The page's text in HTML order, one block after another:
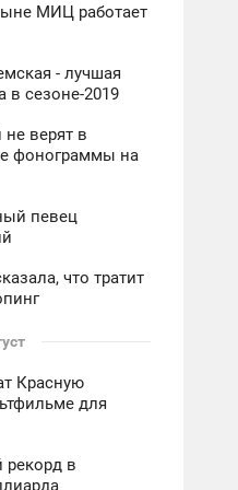
МИЦ работает
- лучшая
в сезоне-2019
верят в
фонограммы на
певец
что тратит
Красную
для
рекорд в